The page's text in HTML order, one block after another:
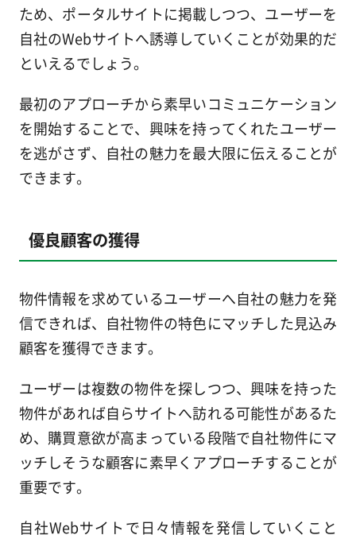
ため、ポータルサイトに掲載しつつ、ユーザーを
自社のWebサイトへ誘導していくことが効果的だ
といえるでしょう。
最初のアプローチから素早いコミュニケーション
を開始することで、興味を持ってくれたユーザー
を逃がさず、自社の魅力を最大限に伝えることが
できます。
優良顧客の獲得
物件情報を求めているユーザーへ自社の魅力を発
信できれば、自社物件の特色にマッチした見込み
顧客を獲得できます。
ユーザーは複数の物件を探しつつ、興味を持った
物件があれば自らサイトへ訪れる可能性があるた
め、購買意欲が高まっている段階で自社物件にマ
ッチしそうな顧客に素早くアプローチすることが
重要です。
自社Webサイトで日々情報を発信していくこと